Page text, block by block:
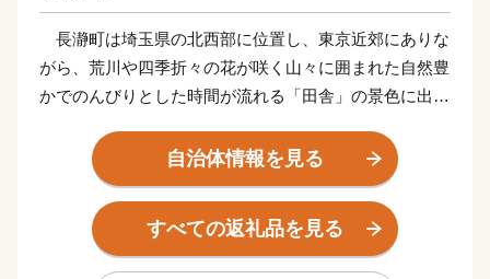
長瀞町は埼玉県の北西部に位置し、東京近郊にありな
がら、荒川や四季折々の花が咲く山々に囲まれた自然豊
かでのんびりとした時間が流れる「田舎」の景色に出会
れた岩畳は、地質学的にも貴重であるとともに、長瀞町
を象徴する美しい風景となっており、一帯が、国の名勝
及び天然記念物に指定されています。また、風景だけで
なく、ミシュラン・グリーンガイド・ジャポン一つ星を
自治体情報を見る
すべての返礼品を見る